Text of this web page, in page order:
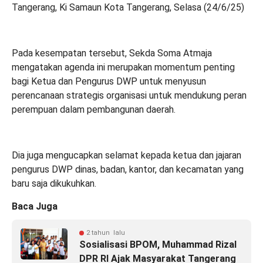
Tangerang, Ki Samaun Kota Tangerang, Selasa (24/6/25)
Pada kesempatan tersebut, Sekda Soma Atmaja
mengatakan agenda ini merupakan momentum penting
bagi Ketua dan Pengurus DWP untuk menyusun
perencanaan strategis organisasi untuk mendukung peran
perempuan dalam pembangunan daerah.
Dia juga mengucapkan selamat kepada ketua dan jajaran
pengurus DWP dinas, badan, kantor, dan kecamatan yang
baru saja dikukuhkan.
Baca Juga
2 tahun lalu
Sosialisasi BPOM, Muhammad Rizal
DPR RI Ajak Masyarakat Tangerang